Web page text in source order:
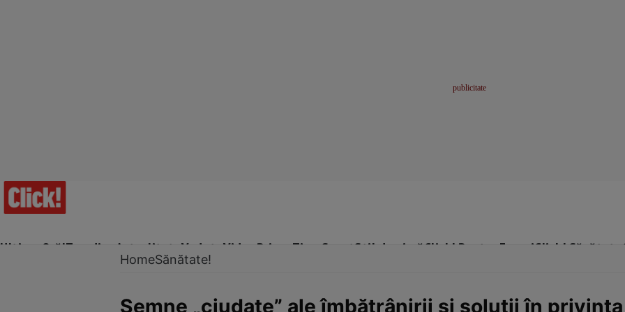
Ultima Oră!Trending Actualitate Vedete Video Prime Time SportStil de viațăClick! Pentru FemeiClick! Sănătate
HomeSănătate!
Semne „ciudate” ale îmbătrânirii și soluții în